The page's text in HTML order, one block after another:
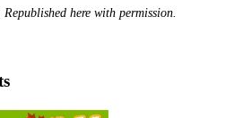
Republished here with permission.